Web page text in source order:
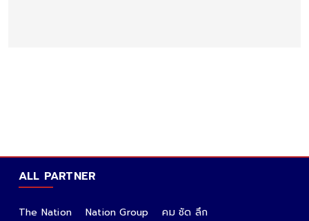
ALL PARTNER
The Nation Nation Group
คม ชัด ลึก